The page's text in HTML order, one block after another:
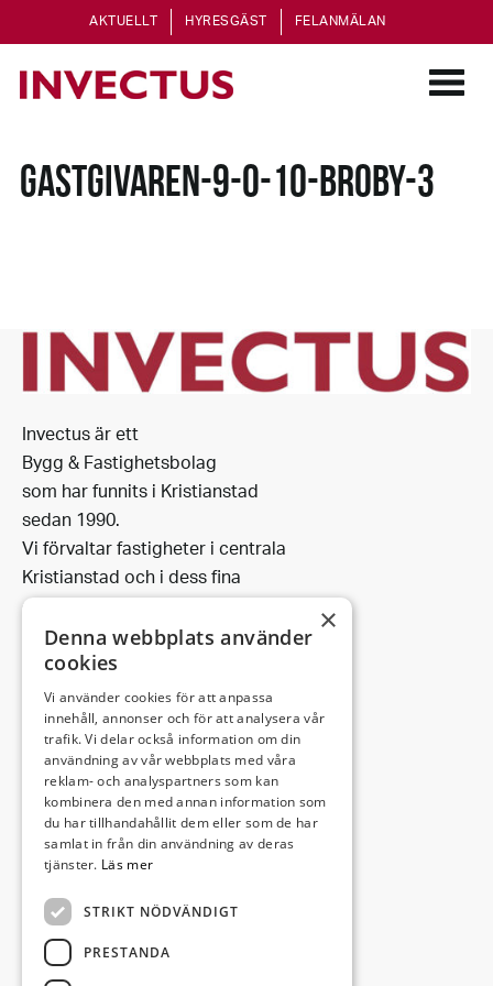
AKTUELLT HYRESGÄST FELANMÄLAN
GASTGIVAREN-9-O-10-BROBY-3
Invectus är ett
Bygg & Fastighetsbolag
som har funnits i Kristianstad
sedan 1990.
Vi förvaltar fastigheter i centrala
Kristianstad och i dess fina
omgivning.
Leveransadress:
Björkhemsvägen 9
291 54 Kristianstad
Besöksadress:
Västra Boulevarden 41
(enligt överenskommelse)
info@invectus.net
×
Denna webbplats använder
cookies
Vi använder cookies för att anpassa
innehåll, annonser och för att analysera vår
trafik. Vi delar också information om din
användning av vår webbplats med våra
reklam- och analyspartners som kan
kombinera den med annan information som
du har tillhandahållit dem eller som de har
samlat in från din användning av deras
tjänster. Läs mer
STRIKT NÖDVÄNDIGT
PRESTANDA